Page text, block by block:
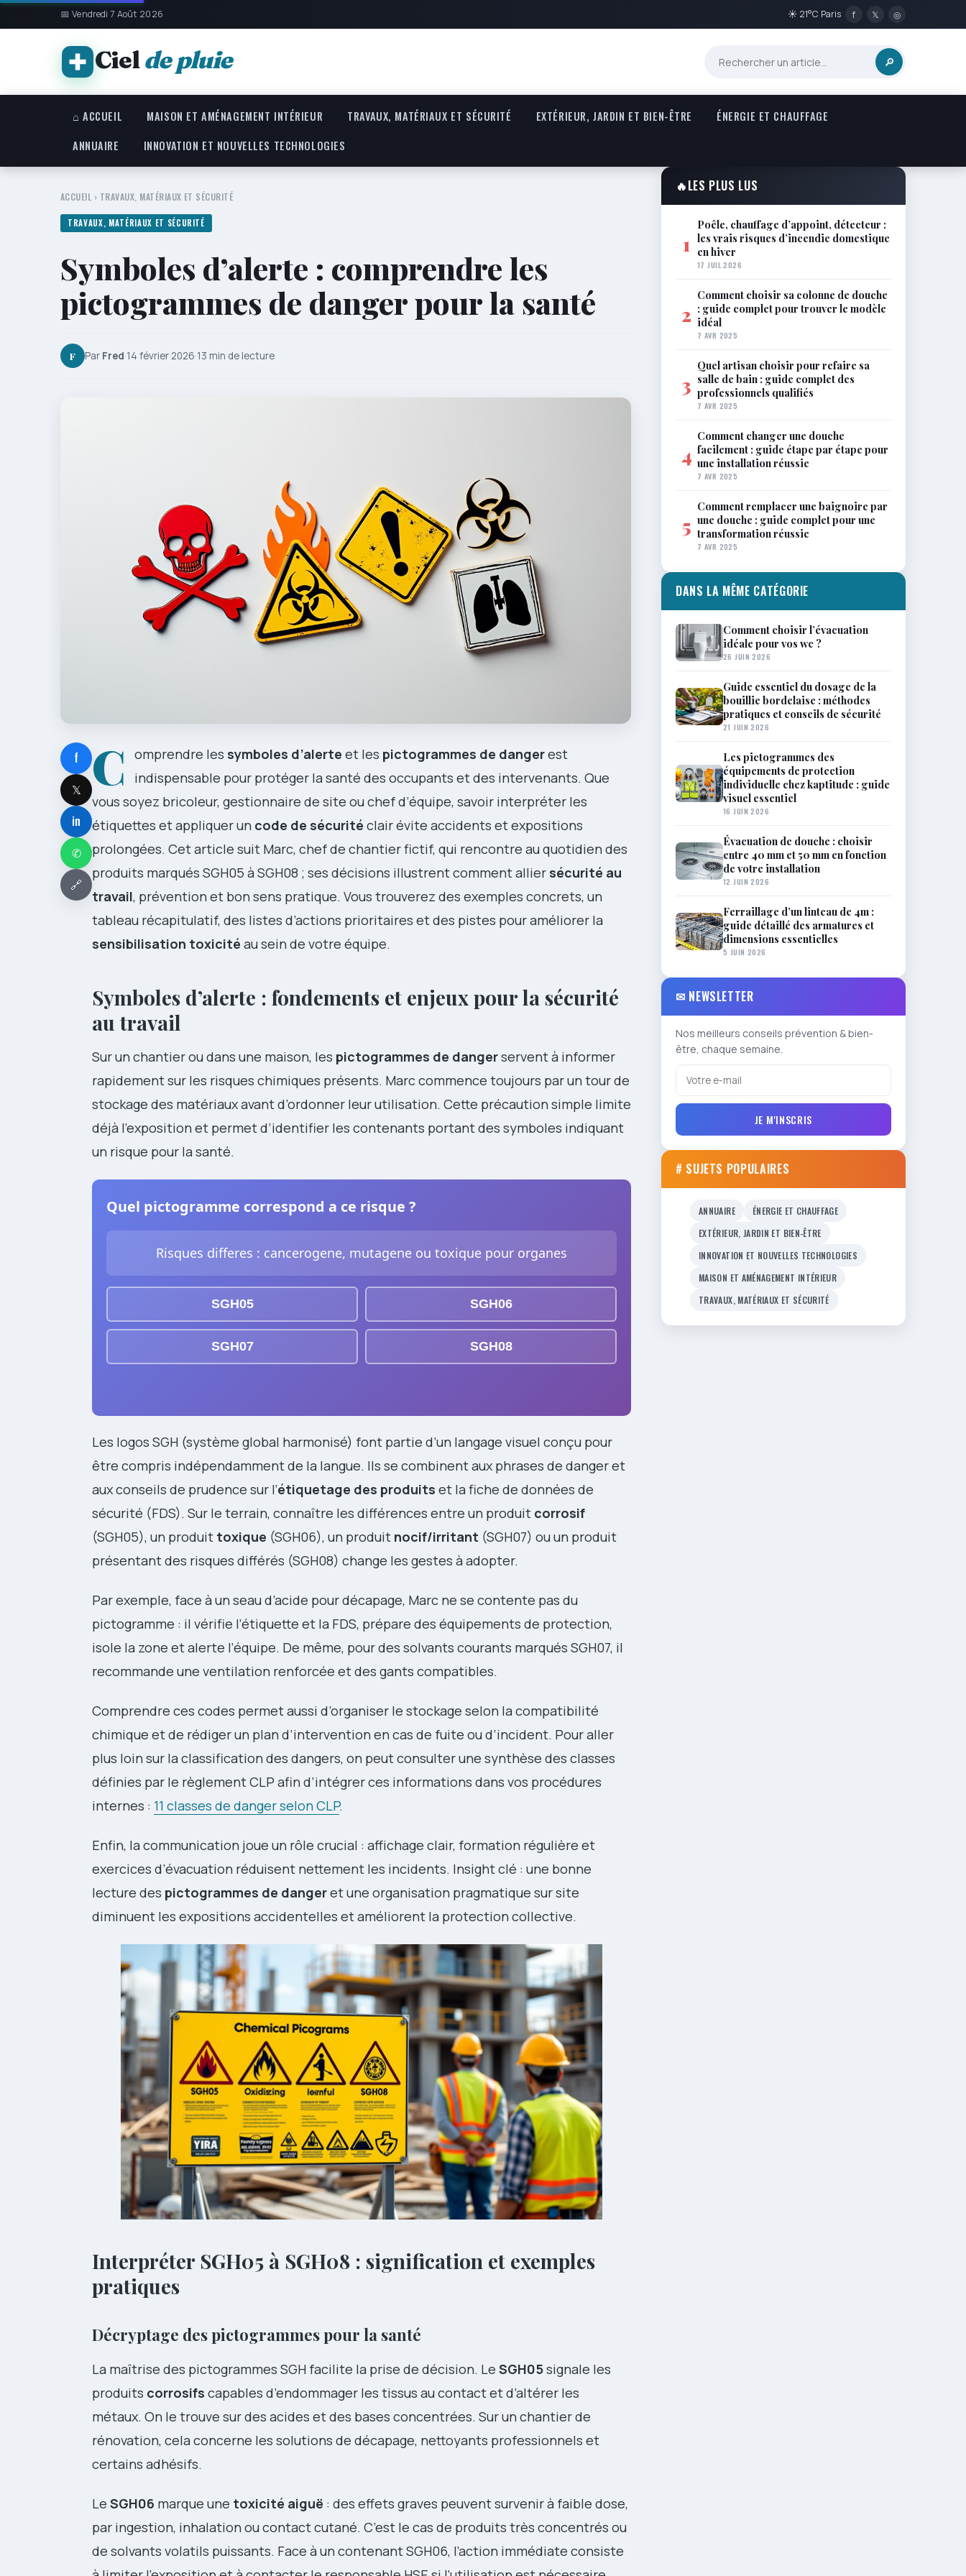
📅 Vendredi 7 Août 2026 ☀ 21°C Paris f 𝕏 ◎
Cielde pluie 🔎
⌂ ACCUEIL MAISON ET AMÉNAGEMENT INTÉRIEUR TRAVAUX, MATÉRIAUX ET SÉCURITÉ EXTÉRIEUR, JARDIN ET BIEN-ÊTRE
ÉNERGIE ET CHAUFFAGE
ANNUAIRE
INNOVATION ET NOUVELLES TECHNOLOGIES
ACCUEIL › TRAVAUX, MATÉRIAUX ET SÉCURITÉ
TRAVAUX, MATÉRIAUX ET SÉCURITÉ
Symboles d’alerte : comprendre les
pictogrammes de danger pour la santé
F Par Fred·14 février 2026·13 min de lecture
f
𝕏
in
✆
🔗
C omprendre les symboles d’alerte et les pictogrammes de dangerest
indispensable pour protéger la santé des occupants et des intervenants. Que
vous soyez bricoleur, gestionnaire de site ou chef d’équipe, savoir interpréter les
étiquettes et appliquer un code de sécurité clair évite accidents et expositions
prolongées. Cet article suit Marc, chef de chantier fictif, qui rencontre au quotidien des
produits marqués SGH05 à SGH08 ; ses décisions illustrent comment allier sécurité au
travail, prévention et bon sens pratique. Vous trouverez des exemples concrets, un
tableau récapitulatif, des listes d’actions prioritaires et des pistes pour améliorer la
sensibilisation toxicité au sein de votre équipe.
Symboles d’alerte : fondements et enjeux pour la sécurité
au travail
Sur un chantier ou dans une maison, les pictogrammes de dangerservent à informer
rapidement sur les risques chimiques présents. Marc commence toujours par un tour de
stockage des matériaux avant d’ordonner leur utilisation. Cette précaution simple limite
déjà l’exposition et permet d’identifier les contenants portant des symboles indiquant
un risque pour la santé.
Quel pictogramme correspond a ce risque ?
Risques differes : cancerogene, mutagene ou toxique pour organes
SGH05 SGH06
SGH07 SGH08
Les logos SGH (système global harmonisé) font partie d’un langage visuel conçu pour
être compris indépendamment de la langue. Ils se combinent aux phrases de danger et
aux conseils de prudence sur l’étiquetage des produits et la fiche de données de
sécurité (FDS). Sur le terrain, connaître les différences entre un produit corrosif
(SGH05), un produit toxique (SGH06), un produit nocif/irritant (SGH07) ou un produit
présentant des risques différés (SGH08) change les gestes à adopter.
Par exemple, face à un seau d’acide pour décapage, Marc ne se contente pas du
pictogramme : il vérifie l’étiquette et la FDS, prépare des équipements de protection,
isole la zone et alerte l’équipe. De même, pour des solvants courants marqués SGH07, il
recommande une ventilation renforcée et des gants compatibles.
Comprendre ces codes permet aussi d’organiser le stockage selon la compatibilité
chimique et de rédiger un plan d’intervention en cas de fuite ou d’incident. Pour aller
plus loin sur la classification des dangers, on peut consulter une synthèse des classes
définies par le règlement CLP afin d’intégrer ces informations dans vos procédures
internes : 11 classes de danger selon CLP.
Enfin, la communication joue un rôle crucial : affichage clair, formation régulière et
exercices d’évacuation réduisent nettement les incidents. Insight clé : une bonne
lecture des pictogrammes de dangeret une organisation pragmatique sur site
diminuent les expositions accidentelles et améliorent la protection collective.
Interpréter SGH05 à SGH08 : signification et exemples
pratiques
Décryptage des pictogrammes pour la santé
La maîtrise des pictogrammes SGH facilite la prise de décision. Le SGH05signale les
produits corrosifs capables d’endommager les tissus au contact et d’altérer les
métaux. On le trouve sur des acides et des bases concentrées. Sur un chantier de
rénovation, cela concerne les solutions de décapage, nettoyants professionnels et
certains adhésifs.
Le SGH06 marque une toxicité aiguë : des effets graves peuvent survenir à faible dose,
par ingestion, inhalation ou contact cutané. C’est le cas de produits très concentrés ou
de solvants volatils puissants. Face à un contenant SGH06, l’action immédiate consiste
🔥LES PLUS LUS
1
Poêle, chauffage d’appoint, détecteur :
les vrais risques d’incendie domestique
en hiver
17 JUIL 2026
2
Comment choisir sa colonne de douche
: guide complet pour trouver le modèle
idéal
7 AVR 2025
3
Quel artisan choisir pour refaire sa
salle de bain : guide complet des
professionnels qualifiés
7 AVR 2025
4
Comment changer une douche
facilement : guide étape par étape pour
une installation réussie
7 AVR 2025
5
Comment remplacer une baignoire par
une douche : guide complet pour une
transformation réussie
7 AVR 2025
DANS LA MÊME CATÉGORIE
Comment choisir l’évacuation
idéale pour vos wc ?
26 JUIN 2026
Guide essentiel du dosage de la
bouillie bordelaise : méthodes
pratiques et conseils de sécurité
21 JUIN 2026
Les pictogrammes des
équipements de protection
individuelle chez kaptitude : guide
visuel essentiel
16 JUIN 2026
Évacuation de douche : choisir
entre 40 mm et 50 mm en fonction
de votre installation
12 JUIN 2026
Ferraillage d’un linteau de 4m :
guide détaillé des armatures et
dimensions essentielles
5 JUIN 2026
✉ NEWSLETTER
Nos meilleurs conseils prévention & bien-
être, chaque semaine.
JE M'INSCRIS
# SUJETS POPULAIRES
ANNUAIRE
ÉNERGIE ET CHAUFFAGE
EXTÉRIEUR, JARDIN ET BIEN-ÊTRE
INNOVATION ET NOUVELLES TECHNOLOGIES
MAISON ET AMÉNAGEMENT INTÉRIEUR
TRAVAUX, MATÉRIAUX ET SÉCURITÉ